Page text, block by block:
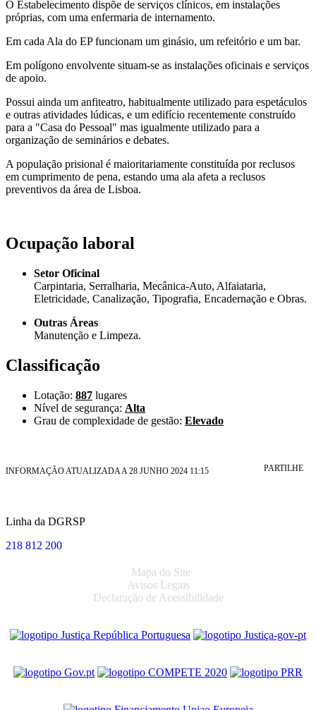
O Estabelecimento dispõe de serviços clínicos, em instalações
próprias, com uma enfermaria de internamento.
Em cada Ala do EP funcionam um ginásio, um refeitório e um bar.
Em polígono envolvente situam-se as instalações oficinais e serviços
de apoio.
Possui ainda um anfiteatro, habitualmente utilizado para espetáculos
e outras atividades lúdicas, e um edifício recentemente construído
para a "Casa do Pessoal" mas igualmente utilizado para a
organização de seminários e debates.
A população prisional é maioritariamente constituída por reclusos
em cumprimento de pena, estando uma ala afeta a reclusos
preventivos da área de Lisboa.
Ocupação laboral
Setor Oficinal
Carpintaria, Serralharia, Mecânica-Auto, Alfaiataria,
Eletricidade, Canalização, Tipografia, Encadernação e Obras.
Outras Áreas
Manutenção e Limpeza.
Classificação
Lotação: 887 lugares
Nível de segurança: Alta
Grau de complexidade de gestão: Elevado
INFORMAÇÃO ATUALIZADA A 28 JUNHO 2024 11:15 PARTILHE
Linha da DGRSP
218 812 200
Mapa do Site
Avisos Legais
Declaração de Acessibilidade